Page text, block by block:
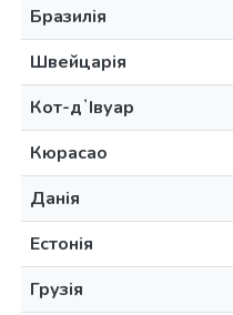
Бразилія
Швейцарія
Кот-дʼІвуар
Кюрасао
Данія
Естонія
Грузія